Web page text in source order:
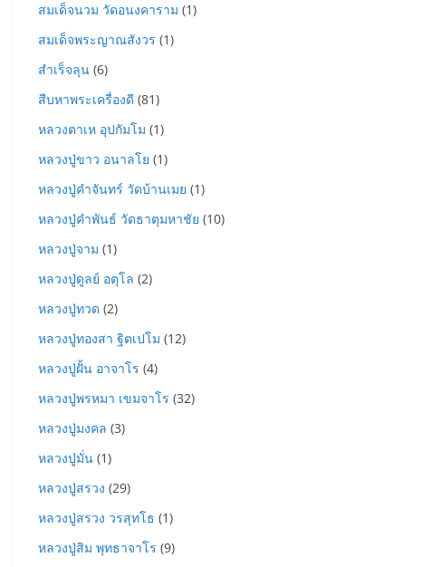
สมเด็จนวม วัดอนงคาราม (1)
สมเด็จพระญาณสังวร (1)
สำเร็จลุน (6)
สืบหาพระเครื่องดี (81)
หลวงตาเห อุปกัมโม (1)
หลวงปู่ขาว อนาลโย (1)
หลวงปู่คำจันทร์ วัดบ้านเมย (1)
หลวงปู่คำพันธ์ วัดธาตุมหาชัย (10)
หลวงปู่จาม (1)
หลวงปู่ดูลย์ อตุโล (2)
หลวงปู่ทวด (2)
หลวงปู่ทองสา ฐิตเปโม (12)
หลวงปู่ฝั้น อาจาโร (4)
หลวงปู่พรหมา เขมจาโร (32)
หลวงปู่มงคล (3)
หลวงปู่มั่น (1)
หลวงปู่สรวง (29)
หลวงปู่สรวง วรสุทโธ (1)
หลวงปู่สิม พุทธาจาโร (9)